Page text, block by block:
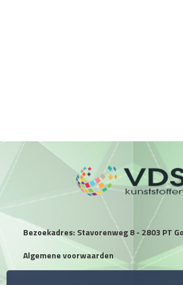
Bezoekadres: Stavorenweg 8 - 2803 PT
Algemene voorwaarden